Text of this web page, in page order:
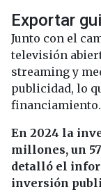
Exportar
Junto con el
televisión
streaming y
publicidad, lo
financiamiento.
En 2024 la
millones, un
detalló el
inversión